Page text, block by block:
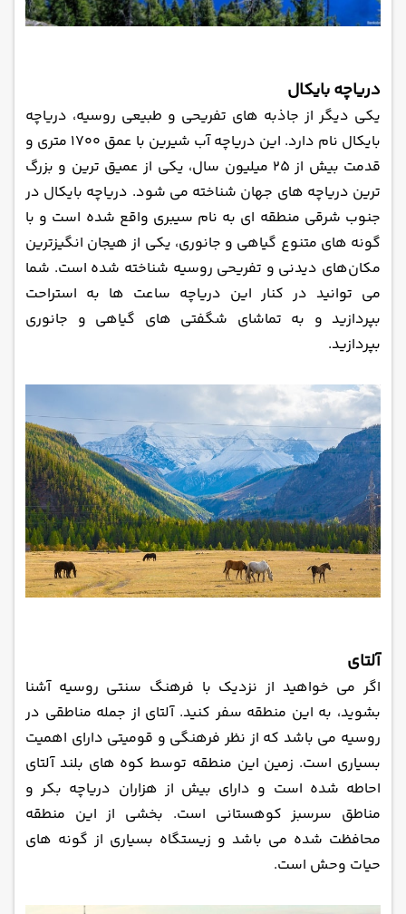
دریاچه بایکال
یکی دیگر از جاذبه ‌های تفریحی و طبیعی روسیه، دریاچه
بایکال نام دارد. این دریاچه آب شیرین با عمق 1700 متری و
قدمت بیش از 25 میلیون سال، یکی از عمیق‌ ترین و بزرگ
‌ترین دریاچه‌ های جهان شناخته می ‌شود. دریاچه بایکال در
جنوب شرقی منطقه ای به نام سیبری واقع شده است و با
گونه ‌های متنوع گیاهی و جانوری، یکی از هیجان انگیز‌ترین
مکان‌های دیدنی و تفریحی روسیه شناخته شده است. شما
می ‌توانید در کنار این دریاچه ساعت‌ ها به استراحت
بپردازید و به تماشای شگفتی ‌های گیاهی و جانوری
بپردازید.
آلتای
اگر می ‌خواهید از نزدیک با فرهنگ سنتی روسیه آشنا
بشوید، به این منطقه سفر کنید. آلتای از جمله مناطقی در
روسیه می ‌باشد که از نظر فرهنگی و قومیتی دارای اهمیت
بسیاری است. زمین این منطقه توسط کوه‌ های بلند آلتای
احاطه شده است و دارای بیش از هزاران دریاچه بکر و
مناطق سرسبز کوهستانی است. بخشی از این منطقه
محافظت شده می ‌باشد و زیستگاه بسیاری از گونه ‌های
حیات وحش است.